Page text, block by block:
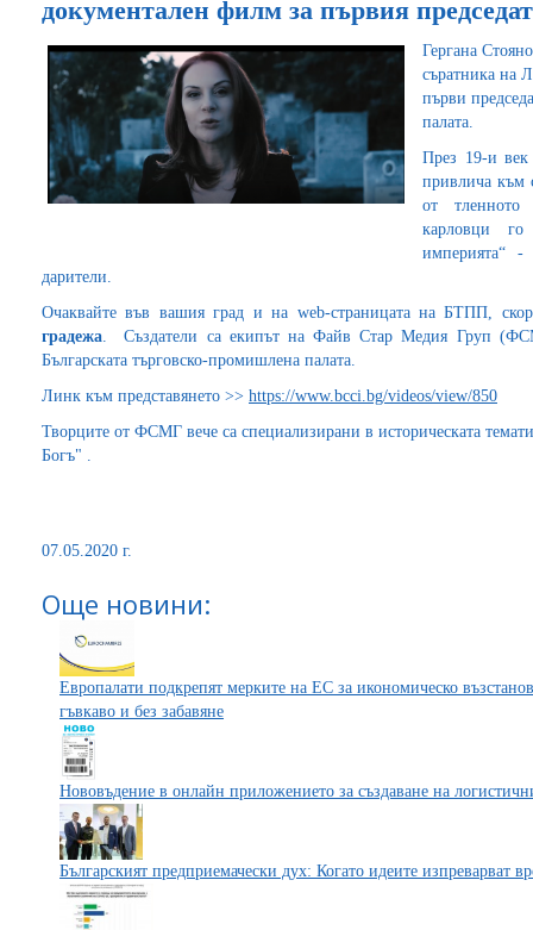
документален филм за първия
Гергана
съратника на
първи
палата.
През 19-и
привлича към
от
карловци
империята“
дарители.
Очаквайте във вашия град и на web-страницата на БТПП,
градежа. Създатели са екипът на Файв Стар Медия Груп
Българската търговско-промишлена палата.
Линк към представянето >> https://www.bcci.bg/videos/view/850
Творците от ФСМГ вече са специализирани в историческата
Богъ" .
07.05.2020 г.
Още новини:
Eвропалати подкрепят мерките на ЕС за икономическо
гъвкаво и без забавяне
Нововъдение в онлайн приложението за създаване на
Българският предприемачески дух: Когато идеите изпреварват